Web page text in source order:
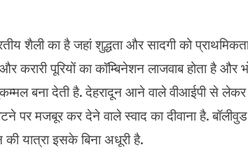
शैली का है जहां शुद्धता और सादगी को
करारी पूरियों का कॉम्बिनेशन लाजवाब होता है
बना देती है. देहरादून आने वाले वीआईपी से
पर मजबूर कर देने वाले स्वाद का दीवाना है.
यात्रा इसके बिना अधूरी है.